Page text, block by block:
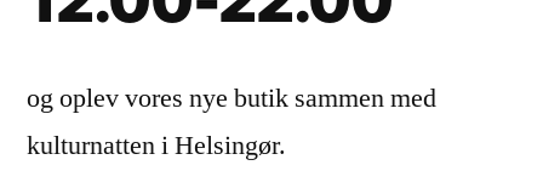
og oplev vores nye butik sammen med
kulturnatten i Helsingør.